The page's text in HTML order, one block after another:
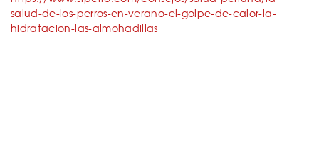
salud-de-los-perros-en-verano-el-golpe-de-calor-la-
hidratacion-las-almohadillas